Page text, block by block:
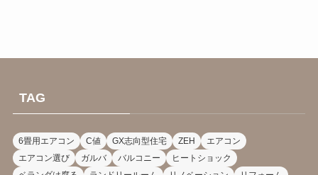
TAG
6畳用エアコン C値 GX志向型住宅 ZEH
エアコン
エアコン選び
ガルバ バルコニー
ヒートショック